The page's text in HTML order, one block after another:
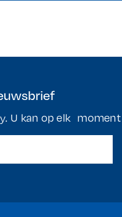
U kan op elk